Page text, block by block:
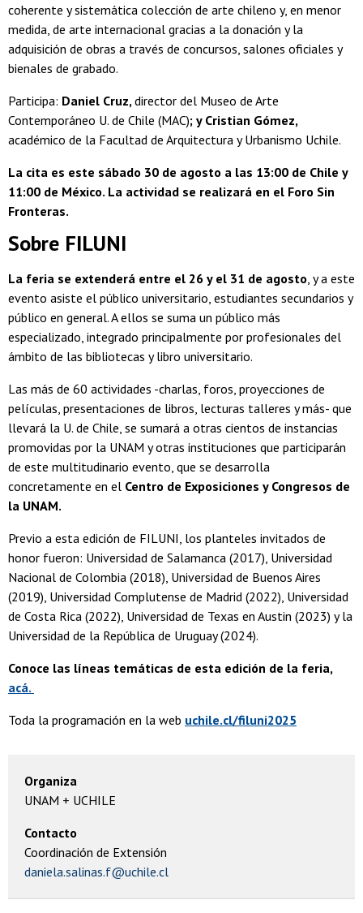
coherente y sistemática colección de arte chileno y, en menor
medida, de arte internacional gracias a la donación y la
adquisición de obras a través de concursos, salones oficiales y
bienales de grabado.
Participa: Daniel Cruz, director del Museo de Arte
Contemporáneo U. de Chile (MAC); y Cristian Gómez,
académico de la Facultad de Arquitectura y Urbanismo Uchile.
La cita es este sábado 30 de agosto a las 13:00 de Chile y
11:00 de México. La actividad se realizará en el Foro Sin
Fronteras.
Sobre FILUNI
La feria se extenderá entre el 26 y el 31 de agosto , y a este
evento asiste el público universitario, estudiantes secundarios y
público en general. A ellos se suma un público más
especializado, integrado principalmente por profesionales del
ámbito de las bibliotecas y libro universitario.
Las más de 60 actividades -charlas, foros, proyecciones de
películas, presentaciones de libros, lecturas talleres y más- que
llevará la U. de Chile, se sumará a otras cientos de instancias
promovidas por la UNAM y otras instituciones que participarán
de este multitudinario evento, que se desarrolla
concretamente en el Centro de Exposiciones y Congresos de
la UNAM.
Previo a esta edición de FILUNI, los planteles invitados de
honor fueron: Universidad de Salamanca (2017), Universidad
Nacional de Colombia (2018), Universidad de Buenos Aires
(2019), Universidad Complutense de Madrid (2022), Universidad
de Costa Rica (2022), Universidad de Texas en Austin (2023) y la
Universidad de la República de Uruguay (2024).
Conoce las líneas temáticas de esta edición de la feria,
acá.
Toda la programación en la web uchile.cl/filuni2025
Organiza
UNAM + UCHILE
Contacto
Coordinación de Extensión
daniela.salinas.f@uchile.cl